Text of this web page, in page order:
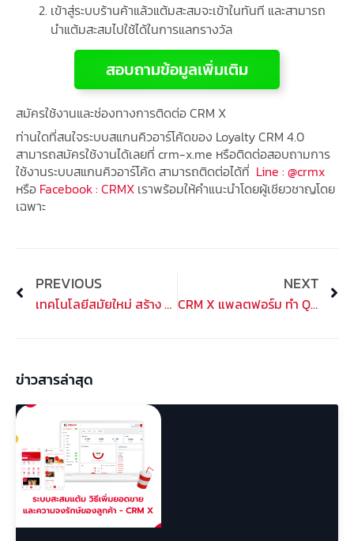
เข้าสู่ระบบร้านค้าแล้วแต้มสะสมจะเข้าในทันที และสามารถ
นำแต้มสะสมไปใช้ได้ในการแลกรางวัล
สอบถามข้อมูลเพิ่มเติม
สมัครใช้งานและช่องทางการติดต่อ CRM X
ท่านใดที่สนใจระบบสแกนคิวอาร์โค้ดของ Loyalty CRM 4.0
สามารถสมัครใช้งานได้เลยที่ crm-x.me หรือติดต่อสอบถามการ
ใช้งานระบบสแกนคิวอาร์โค้ด สามารถติดต่อได้ที่ Line : @crmx
หรือ Facebook : CRMX เราพร้อมให้คำแนะนำโดยผู้เชียวชาญโดย
เฉพาะ
Prev
PREVIOUS
เทคโนโลยีสมัยใหม่ สร้าง QR Code สำหรับร้านค้าทำได้ง่ายๆ ไม่กี่ขั้นตอน
NEXT
CRM X แพลตฟอร์ม ทำ QR Code สำหรับธุรกิจทุกรุปแบบ
ข่าวสารล่าสุด